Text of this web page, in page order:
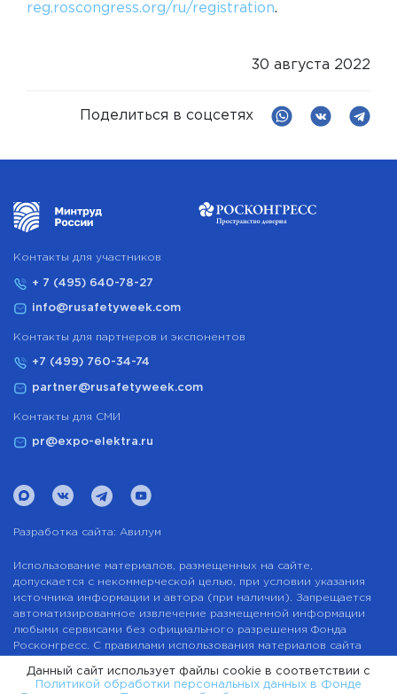
reg.roscongress.org/ru/registration.
30 августа 2022
Поделиться в соцсетях
Контакты для участников
+ 7 (495) 640-78-27
info@rusafetyweek.com
Контакты для партнеров и экспонентов
+7 (499) 760-34-74
partner@rusafetyweek.com
Контакты для СМИ
pr@expo-elektra.ru
Разработка сайта: Авилум
Использование материалов, размещенных на сайте,
допускается с некоммерческой целью, при условии указания
источника информации и автора (при наличии). Запрещается
автоматизированное извлечение размещенной информации
любыми сервисами без официального разрешения Фонда
Росконгресс. С правилами использования материалов сайта
Пользовательское соглашение
Данный сайт использует файлы cookie в соответствии с
Политикой обработки персональных данных в Фонде